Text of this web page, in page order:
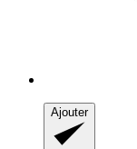
Ajouter